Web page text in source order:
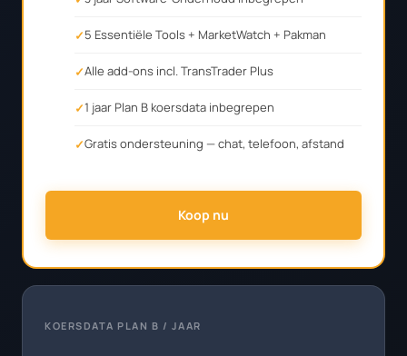
5 Essentiële Tools + MarketWatch + Pakman
Alle add-ons incl. TransTrader Plus
1 jaar Plan B koersdata inbegrepen
Gratis ondersteuning — chat, telefoon, afstand
Koop nu
KOERSDATA PLAN B / JAAR